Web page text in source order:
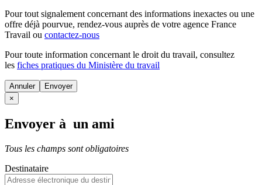
Pour tout signalement concernant des informations inexactes ou une
offre déjà pourvue, rendez-vous auprès de votre agence France
Travail ou contactez-nous
Pour toute information concernant le droit du travail, consultez
les fiches pratiques du Ministère du travail
Annuler
×
Envoyer à un ami
Tous les champs sont obligatoires
Destinataire